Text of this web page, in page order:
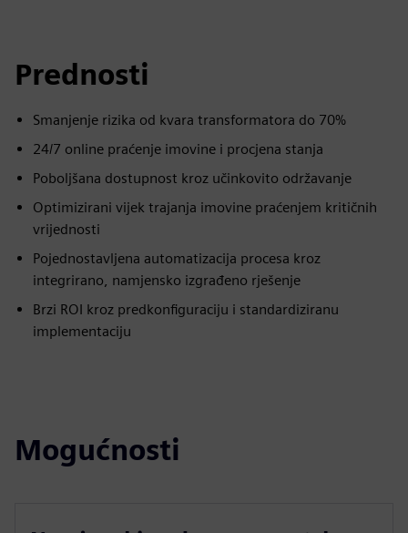
Prednosti
Smanjenje rizika od kvara transformatora do 70%
24/7 online praćenje imovine i procjena stanja
Poboljšana dostupnost kroz učinkovito održavanje
Optimizirani vijek trajanja imovine praćenjem kritičnih
vrijednosti
Pojednostavljena automatizacija procesa kroz
integrirano, namjensko izgrađeno rješenje
Brzi ROI kroz predkonfiguraciju i standardiziranu
implementaciju
Mogućnosti